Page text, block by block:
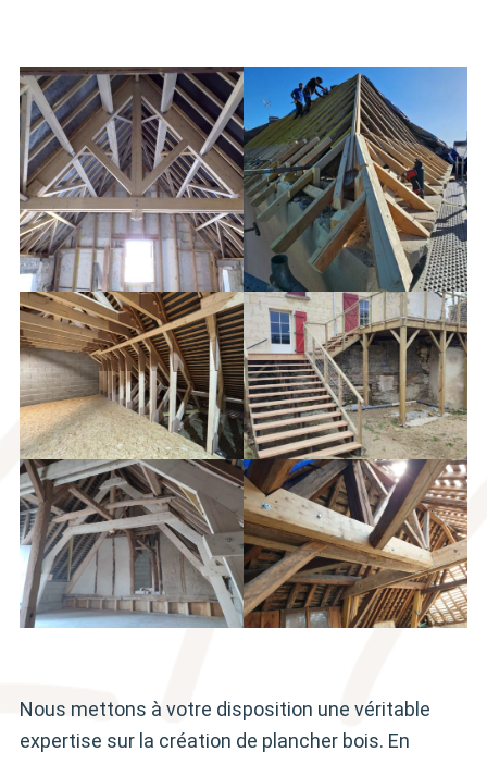
Nous mettons à votre disposition une véritable
expertise sur la création de plancher bois. En